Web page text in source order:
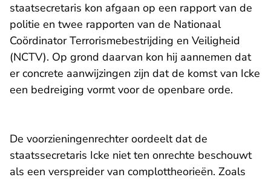
staatsecretaris kon afgaan op een rapport van de
politie en twee rapporten van de Nationaal
Coördinator Terrorismebestrijding en Veiligheid
(NCTV). Op grond daarvan kon hij aannemen dat
er concrete aanwijzingen zijn dat de komst van Icke
een bedreiging vormt voor de openbare orde.
De voorzieningenrechter oordeelt dat de
staatssecretaris Icke niet ten onrechte beschouwt
als een verspreider van complottheorieën. Zoals